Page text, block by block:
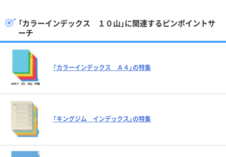
「カラーインデックス １０山」に関連するピンポイントサ
ーチ
「カラーインデックス Ａ４」の特集
「キングジム インデックス」の特集